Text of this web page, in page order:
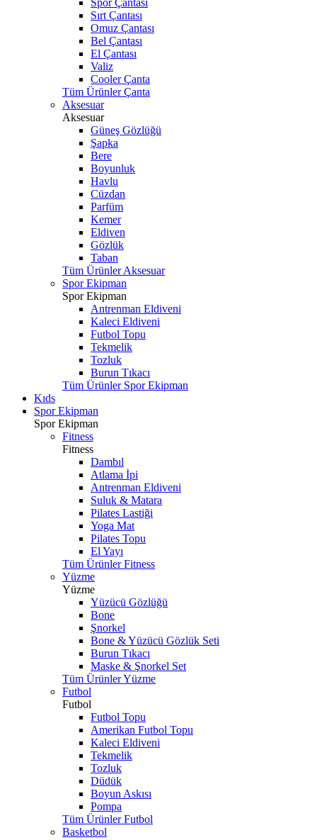
Spor Çantası
Sırt Çantası
Omuz Çantası
Bel Çantası
El Çantası
Valiz
Cooler Çanta
Tüm Ürünler Çanta
Aksesuar
Aksesuar
Güneş Gözlüğü
Şapka
Bere
Boyunluk
Havlu
Cüzdan
Parfüm
Kemer
Eldiven
Gözlük
Taban
Tüm Ürünler Aksesuar
Spor Ekipman
Spor Ekipman
Antrenman Eldiveni
Kaleci Eldiveni
Futbol Topu
Tekmelik
Tozluk
Burun Tıkacı
Tüm Ürünler Spor Ekipman
Kıds
Spor Ekipman
Spor Ekipman
Fitness
Fitness
Dambıl
Atlama İpi
Antrenman Eldiveni
Suluk & Matara
Pilates Lastiği
Yoga Mat
Pilates Topu
El Yayı
Tüm Ürünler Fitness
Yüzme
Yüzme
Yüzücü Gözlüğü
Bone
Şnorkel
Bone & Yüzücü Gözlük Seti
Burun Tıkacı
Maske & Şnorkel Set
Tüm Ürünler Yüzme
Futbol
Futbol
Futbol Topu
Amerikan Futbol Topu
Kaleci Eldiveni
Tekmelik
Tozluk
Düdük
Boyun Askısı
Pompa
Tüm Ürünler Futbol
Basketbol